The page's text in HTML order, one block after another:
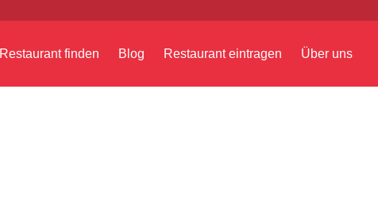
Restaurant finden Blog Restaurant eintragen Über uns